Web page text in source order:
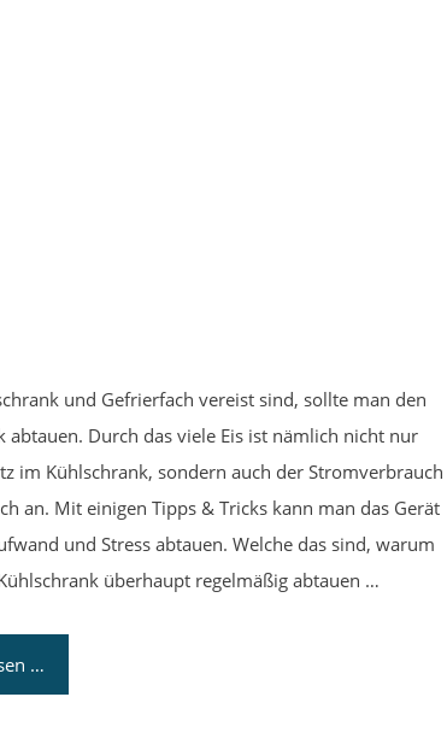
und Gefrierfach vereist sind, sollte man den
abtauen. Durch das viele Eis ist nämlich nicht nur
im Kühlschrank, sondern auch der Stromverbrauch
an. Mit einigen Tipps & Tricks kann man das Gerät
und Stress abtauen. Welche das sind, warum
überhaupt regelmäßig abtauen …
…